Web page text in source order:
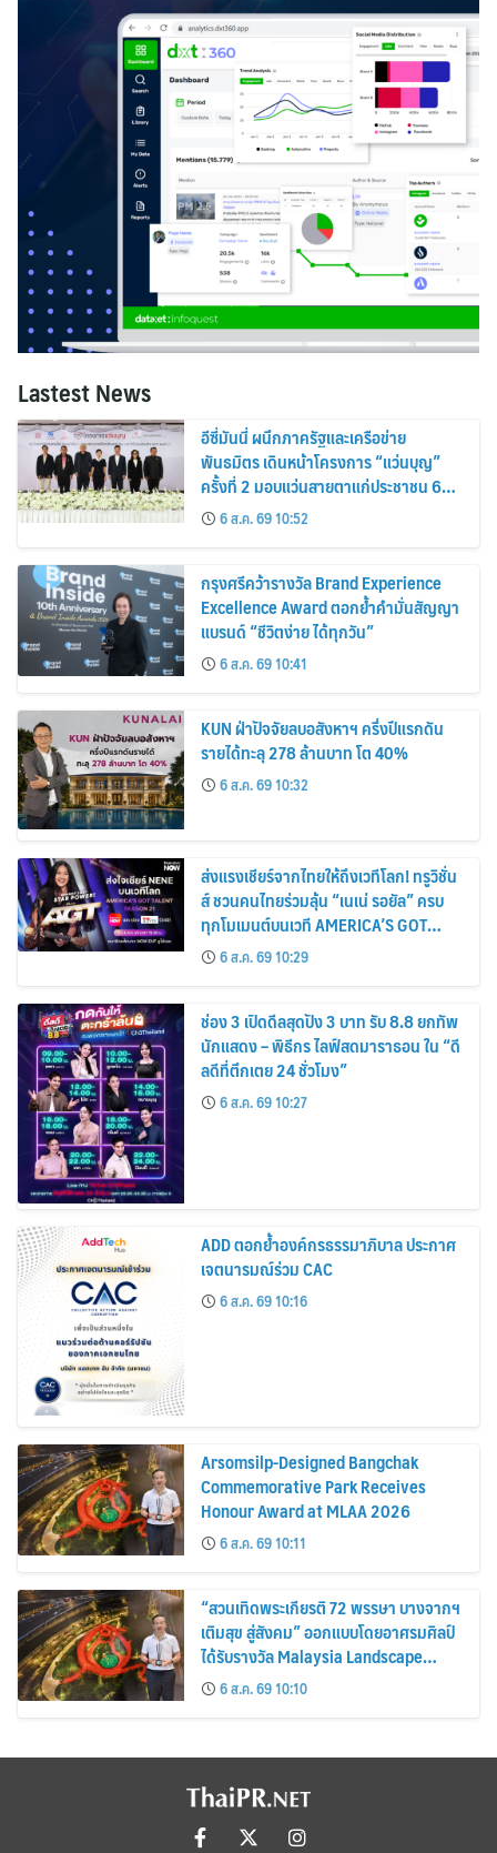
Lastest News
อีซี่มันนี่ ผนึกภาครัฐและเครือข่าย
พันธมิตร เดินหน้าโครงการ “แว่นบุญ”
ครั้งที่ 2 มอบแว่นสายตาแก่ประชาชน 600
คน ขยายโอกาสการมองเห็นสู่ชุมชนไทย
6 ส.ค. 69 10:52
กรุงศรีคว้ารางวัล Brand Experience
Excellence Award ตอกย้ำคำมั่นสัญญา
แบรนด์ “ชีวิตง่าย ได้ทุกวัน”
6 ส.ค. 69 10:41
KUN ฝ่าปัจจัยลบอสังหาฯ ครึ่งปีแรกดัน
รายได้ทะลุ 278 ล้านบาท โต 40%
6 ส.ค. 69 10:32
ส่งแรงเชียร์จากไทยให้ถึงเวทีโลก! ทรูวิชั่น
ส์ ชวนคนไทยร่วมลุ้น “เนเน่ รอยัล” ครบ
ทุกโมเมนต์บนเวที AMERICA’S GOT
TALENT SEASON 21
6 ส.ค. 69 10:29
ช่อง 3 เปิดดีลสุดปัง 3 บาท รับ 8.8 ยกทัพ
นักแสดง – พิธีกร ไลฟ์สดมาราธอน ใน “ดี
ลดีที่ตึกเตย 24 ชั่วโมง”
6 ส.ค. 69 10:27
ADD ตอกย้ำองค์กรธรรมาภิบาล ประกาศ
เจตนารมณ์ร่วม CAC
6 ส.ค. 69 10:16
Arsomsilp-Designed Bangchak
Commemorative Park Receives
Honour Award at MLAA 2026
6 ส.ค. 69 10:11
“สวนเทิดพระเกียรติ 72 พรรษา บางจากฯ
เติมสุข สู่สังคม” ออกแบบโดยอาศรมศิลป์
ได้รับรางวัล Malaysia Landscape
Architecture Award 2026
6 ส.ค. 69 10:10